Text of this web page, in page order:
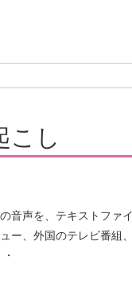
こし
音声を、テキストファ
ー、外国のテレビ番組